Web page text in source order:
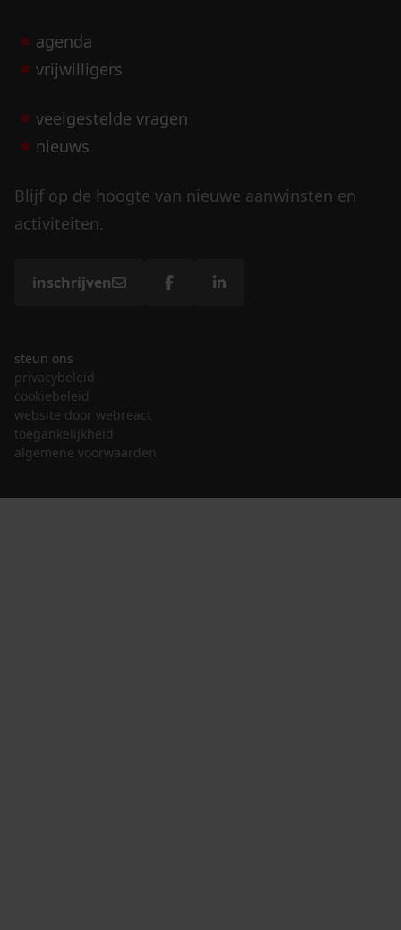
agenda
vrijwilligers
veelgestelde vragen
nieuws
Blijf op de hoogte van nieuwe aanwinsten en
activiteiten.
inschrijven
steun ons
privacybeleid
cookiebeleid
website door webreact
toegankelijkheid
algemene voorwaarden